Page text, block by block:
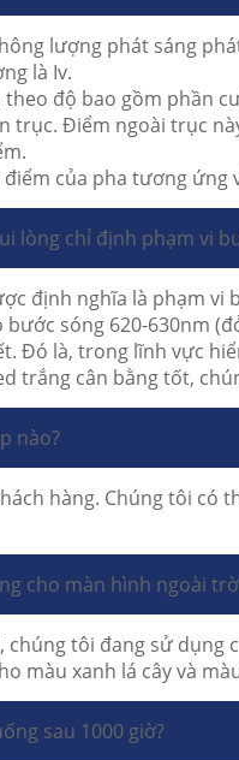
lượng phát sáng
là Iv.
độ bao gồm phần
trục. Điểm ngoài trục
của pha tương
lòng chỉ định phạm vi
định nghĩa là phạm
sóng 620-630nm
Đó là, trong lĩnh vực
trắng cân bằng tốt,
nào?
hàng. Chúng tôi có
cho màn hình ngoài
tôi đang sử dụng
màu xanh lá cây và
sau 1000 giờ?